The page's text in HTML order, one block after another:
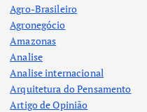
Agro-Brasileiro
Agronegócio
Amazonas
Analise
Analise internacional
Arquitetura do Pensamento
Artigo de Opinião